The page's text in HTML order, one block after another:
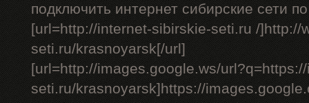
подключить интернет сибирские сети
[url=http://internet-sibirskie-seti.ru /]http://
seti.ru/krasnoyarsk[/url]
[url=http://images.google.ws/
seti.ru/krasnoyarsk]https://